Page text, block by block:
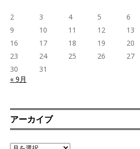
2
3 4 5 6
9
10 11 12 13
16
17 18 19 20
23
24 25 26 27
30
31
« 9月
アーカイブ
ア